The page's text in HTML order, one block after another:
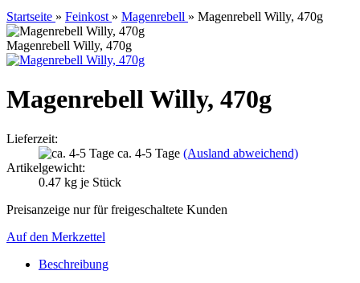
Startseite » Feinkost » Magenrebell » Magenrebell Willy, 470g
Magenrebell Willy, 470g
Magenrebell Willy, 470g
Lieferzeit:
ca. 4-5 Tage (Ausland abweichend)
Artikelgewicht:
0.47 kg je Stück
Preisanzeige nur für freigeschaltete Kunden
Auf den Merkzettel
Beschreibung